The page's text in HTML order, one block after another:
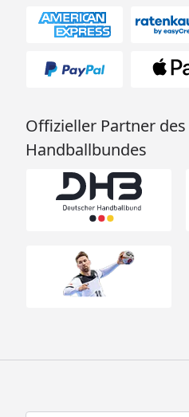
Offizieller Partner
Handballbundes